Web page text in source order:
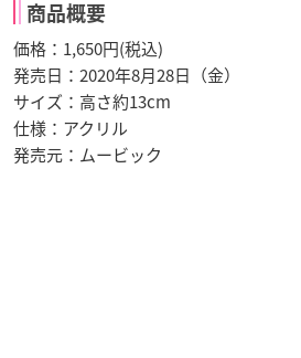
商品概要
価格：1,650円(税込)
発売日：2020年8月28日（金）
サイズ：高さ約13cm
仕様：アクリル
発売元：ムービック